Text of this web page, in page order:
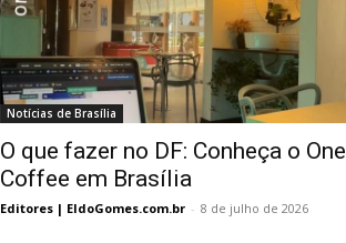
Notícias de Brasília
O que fazer no DF: Conheça o One
Coffee em Brasília
Editores | EldoGomes.com.br - 8 de julho de 2026